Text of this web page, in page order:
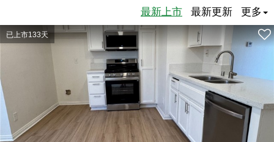
去除邊界
最新上市 最新更新 更多
已上市133天